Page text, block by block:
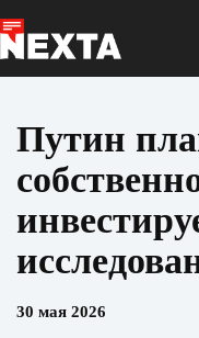
к
сути
Путин
30 мая 2026